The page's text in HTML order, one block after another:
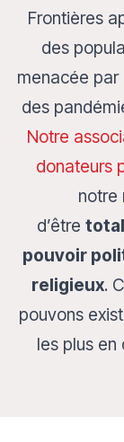
Frontières
des
menacée par
des
Notre
donateurs
notre
d’être
pouvoir
religieux.
pouvons
les plus